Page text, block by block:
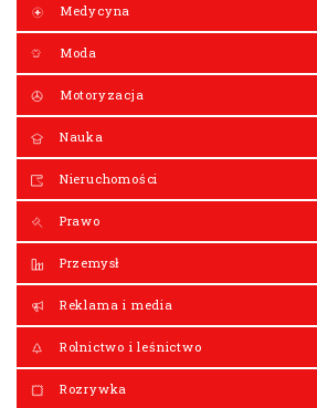
Medycyna
Moda
Motoryzacja
Nauka
Nieruchomości
Prawo
Przemysł
Reklama i media
Rolnictwo i leśnictwo
Rozrywka